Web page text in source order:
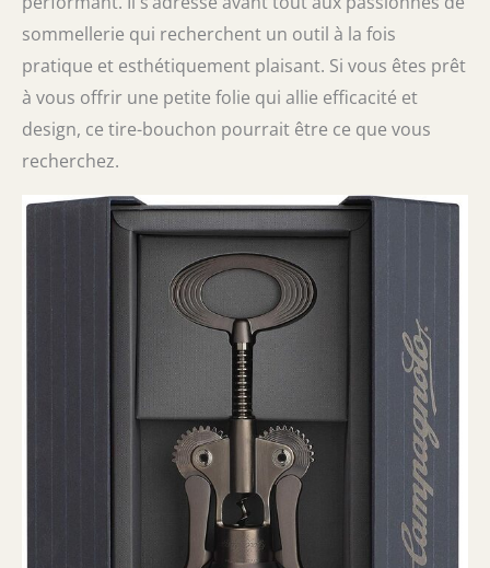
sommellerie qui recherchent un outil à la fois
pratique et esthétiquement plaisant. Si vous êtes prêt
à vous offrir une petite folie qui allie efficacité et
design, ce tire-bouchon pourrait être ce que vous
recherchez.